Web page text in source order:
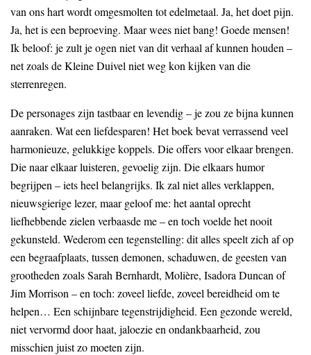
van ons hart wordt omgesmolten tot edelmetaal. Ja, het doet pijn.
Ja, het is een beproeving. Maar wees niet bang! Goede mensen!
Ik beloof: je zult je ogen niet van dit verhaal af kunnen houden –
net zoals de Kleine Duivel niet weg kon kijken van die
sterrenregen.
De personages zijn tastbaar en levendig – je zou ze bijna kunnen
aanraken. Wat een liefdesparen! Het boek bevat verrassend veel
harmonieuze, gelukkige koppels. Die offers voor elkaar brengen.
Die naar elkaar luisteren, gevoelig zijn. Die elkaars humor
begrijpen – iets heel belangrijks. Ik zal niet alles verklappen,
nieuwsgierige lezer, maar geloof me: het aantal oprecht
liefhebbende zielen verbaasde me – en toch voelde het nooit
gekunsteld. Wederom een tegenstelling: dit alles speelt zich af op
een begraafplaats, tussen demonen, schaduwen, de geesten van
grootheden zoals Sarah Bernhardt, Molière, Isadora Duncan of
Jim Morrison – en toch: zoveel liefde, zoveel bereidheid om te
helpen… Een schijnbare tegenstrijdigheid. Een gezonde wereld,
niet vervormd door haat, jaloezie en ondankbaarheid, zou
misschien juist zo moeten zijn.